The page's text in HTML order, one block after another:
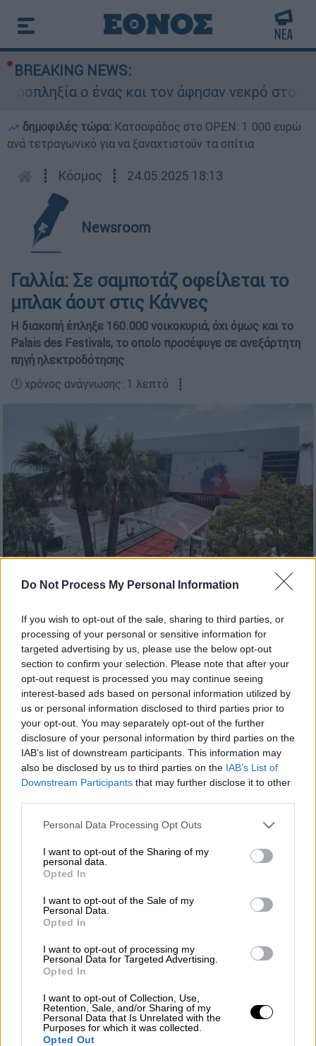
Do Not Process My Personal Information
If you wish to opt-out of the sale, sharing to third parties, or
processing of your personal or sensitive information for
targeted advertising by us, please use the below opt-out
section to confirm your selection. Please note that after your
opt-out request is processed you may continue seeing
interest-based ads based on personal information utilized by
us or personal information disclosed to third parties prior to
your opt-out. You may separately opt-out of the further
disclosure of your personal information by third parties on the
IAB’s list of downstream participants. This information may
also be disclosed by us to third parties on the IAB’s List of
Downstream Participants that may further disclose it to other
Please note that this website/app uses one or more Google
not limited to your visit or usage behaviour. You may click to
grant or deny consent to Google and its third-party tags to
use your data for below specified purposes in below Google
consent section.
Personal Data Processing Opt Outs
I want to opt-out of the Sharing of my
personal data.
Opted In
I want to opt-out of the Sale of my
Personal Data.
Opted In
I want to opt-out of processing my
Personal Data for Targeted Advertising.
Opted In
I want to opt-out of Collection, Use,
Retention, Sale, and/or Sharing of my
Personal Data that Is Unrelated with the
Purposes for which it was collected.
Opted Out
BREAKING NEWS:
ο ένας και τον άφησαν νεκρό στο
δημοφιλές τώρα: Κατσαφάδος στο OPEN: 1.000 ευρώ
ανά τετραγωνικό για να ξαναχτιστούν τα σπίτια
┋ Κόσμος ┋ 24.05.2025 18:13
Newsroom
Γαλλία: Σε σαμποτάζ οφείλεται το
μπλακ άουτ στις Κάννες
Η διακοπή έπληξε 160.000 νοικοκυριά, όχι όμως και το
Palais des Festivals, το οποίο προσέφυγε σε ανεξάρτητη
πηγή ηλεκτροδότησης
🕛 χρόνος ανάγνωσης: 1 λεπτό ┋
Γαλλία: Σε σαμποτάζ οφείλεται η διακοπή της ηλεκτροδότησης
στην πόλη των Καννών (AP Photo)
Προσθέστε το ΕΘΝΟΣ στη Google
Οιτρεις από τους τέσσερις πυλώνεςτης
γραμμής υψηλής τάσης που τροφοδοτεί την
πόλη των Καννών«πριονίστηκαν» στο
πλαίσιο «ενέργειας δολιοφθοράς», δήλωσε
στο AFP ο εισαγγελέας της Γκρας, ενώ η
ηλεκτροδότηση στην περιοχή αποκαθίσταται
σταδιακά.
ΔΙΑΒΑΣΤΕ ΕΠΙΣΗΣ
Κόσμος|04.05.2025 06:00
Γαλλία: Απόπειρα κλοπής ρολογιού
μέλους αξίας 600.000 ευρώ στις
Κάννες
Lifestyle|13.05.2025 10:40
Η Χάλι Μπέρι «άναψε φωτιές» στις
Κάννες - Διαφήμισε λιπαντικό για σεξ